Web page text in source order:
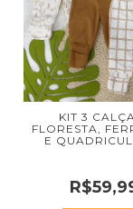
KIT 3
FLORESTA,
E